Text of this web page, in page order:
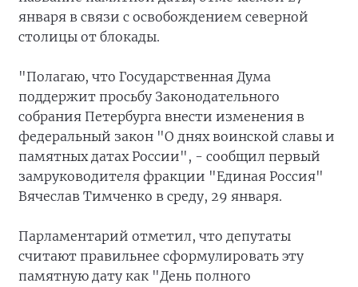
января в связи с освобождением северной
столицы от блокады.
"Полагаю, что Государственная Дума
поддержит просьбу Законодательного
собрания Петербурга внести изменения в
федеральный закон "О днях воинской славы и
памятных датах России", - сообщил первый
замруководителя фракции "Единая Россия"
Вячеслав Тимченко в среду, 29 января.
Парламентарий отметил, что депутаты
считают правильнее сформулировать эту
памятную дату как "День полного